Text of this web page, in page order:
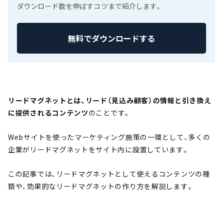
ダウンロード数を伸ばすコツまで紹介します。
無料でダウンロードする
リードマグネットとは、リード（見込み顧客）の情報と引き換え
に提供されるコンテンツのことです。
Webサイトを使ったマーケティング施策の一環として、多くの
企業がリードマグネットをサイト内に設置しています。
この記事では、リードマグネットとして使えるコンテンツの種
類や、効果的なリードマグネットの作り方を解説します。